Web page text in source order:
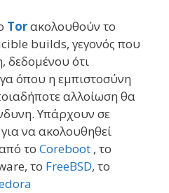
Torακολουθούν το
builds, γεγονός που
δεδομένου ότι
όπου η εμπιστοσύνη
αλλοίωση θα
η. Υπάρχουν σε
ναακολουθηθεί
το Coreboot , το
το FreeBSD, το